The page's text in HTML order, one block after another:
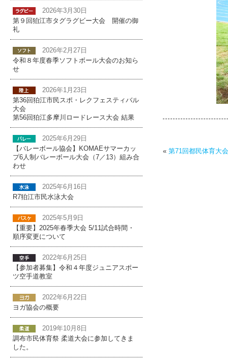
« 第71回都民体育大
2026年3月30日
第９回狛江市タグラグビー大会 開催の御
礼
2026年2月27日
令和８年度春季ソフトボール大会のお知ら
せ
2026年1月23日
第36回狛江市民スポ・レクフェスティバル
大会
第56回狛江多摩川ロードレース大会 結果
2025年6月29日
【バレーボール協会】KOMAEサマーカッ
プ6人制バレーボール大会（7／13）組み合
わせ
2025年6月16日
R7狛江市民水泳大会
2025年5月9日
【重要】2025年春季大会 5/11試合時間・
順序変更について
2022年6月25日
【参加者募集】令和４年度ジュニアスポー
ツ空手道教室
2022年6月22日
ヨガ協会の概要
2019年10月8日
調布市民体育祭 柔道大会に参加してきま
した。